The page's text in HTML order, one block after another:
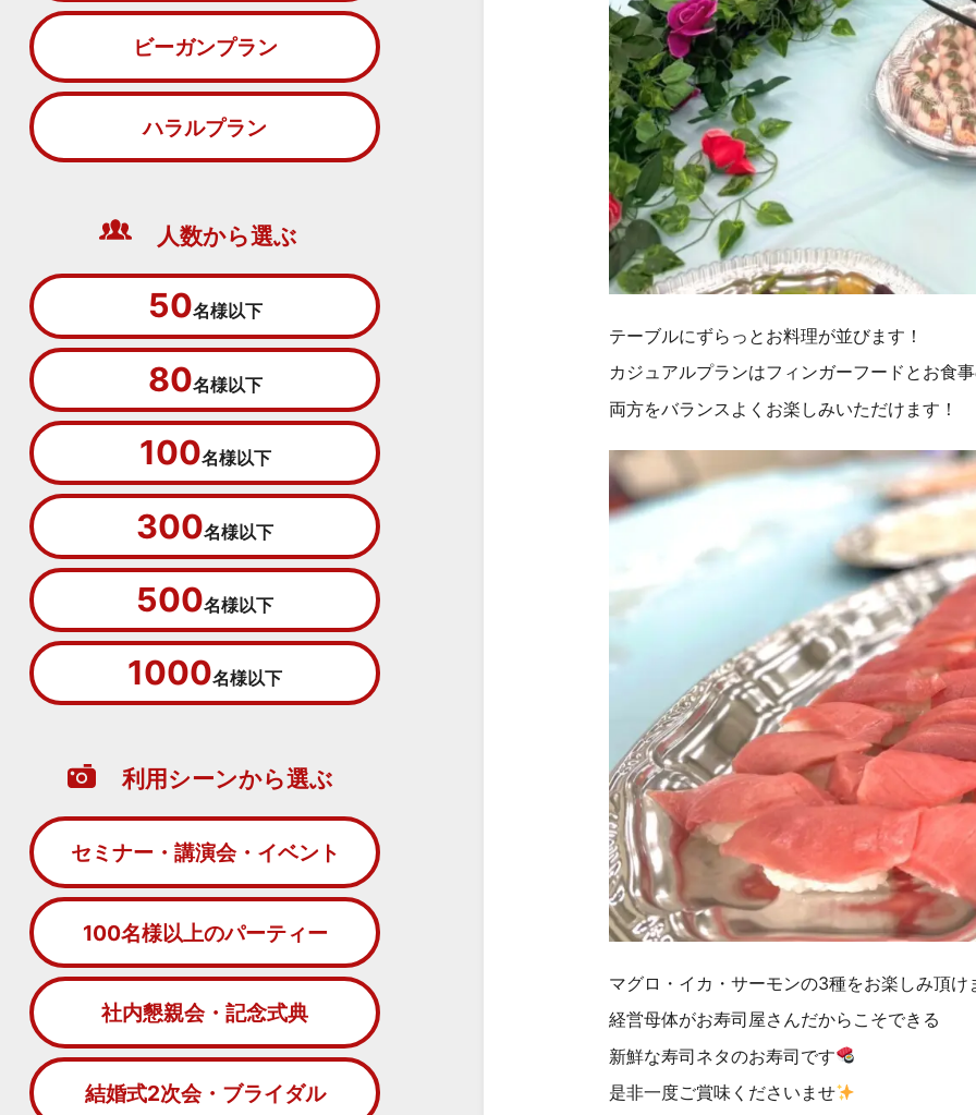
テーブルにずらっとお料理が並びます！
カジュアルプランはフィンガーフードとお食
両方をバランスよくお楽しみいただけます！
マグロ・イカ・サーモンの3種をお楽しみ頂け
経営母体がお寿司屋さんだからこそできる
新鮮な寿司ネタのお寿司です
是非一度ご賞味くださいませ
ビーガンプラン
ハラルプラン
人数から選ぶ
50名様以下
80名様以下
100名様以下
300名様以下
500名様以下
1000名様以下
利用シーンから選ぶ
セミナー・講演会・イベント
100名様以上のパーティー
社内懇親会・記念式典
結婚式2次会・ブライダル